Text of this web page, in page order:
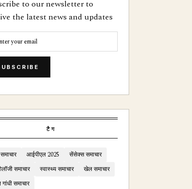
to our newsletter to
the latest news and updates
टैग
आईपीएल 2025
सेंसेक्स समाचार
समाचार
स्वास्थ्य समाचार
खेल समाचार
गांधी समाचार